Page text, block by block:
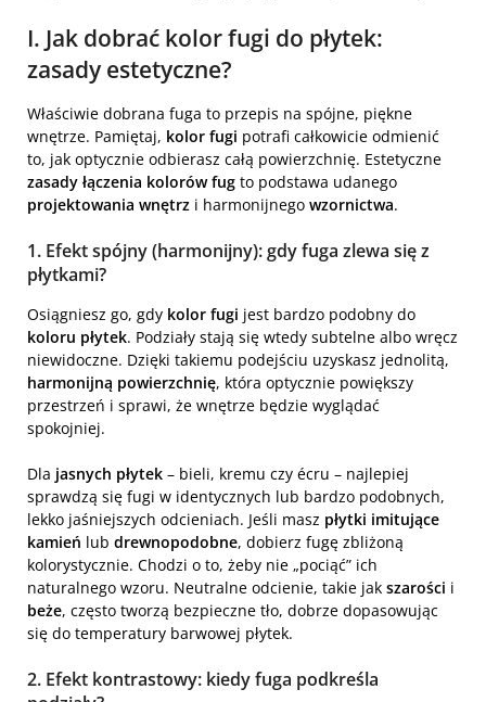
I. Jak dobrać kolor fugi do płytek:
zasady estetyczne?
Właściwie dobrana fuga to przepis na spójne, piękne
wnętrze. Pamiętaj, kolor fugi potrafi całkowicie odmienić
to, jak optycznie odbierasz całą powierzchnię. Estetyczne
zasady łączenia kolorów fug to podstawa udanego
projektowania wnętrz i harmonijnego wzornictwa.
1. Efekt spójny (harmonijny): gdy fuga zlewa się z
płytkami?
Osiągniesz go, gdy kolor fugi jest bardzo podobny do
koloru płytek. Podziały stają się wtedy subtelne albo wręcz
niewidoczne. Dzięki takiemu podejściu uzyskasz jednolitą,
harmonijną powierzchnię, która optycznie powiększy
przestrzeń i sprawi, że wnętrze będzie wyglądać
spokojniej.
Dla jasnych płytek – bieli, kremu czy écru – najlepiej
sprawdzą się fugi w identycznych lub bardzo podobnych,
lekko jaśniejszych odcieniach. Jeśli masz płytki imitujące
kamień lub drewnopodobne, dobierz fugę zbliżoną
kolorystycznie. Chodzi o to, żeby nie „pociąć” ich
naturalnego wzoru. Neutralne odcienie, takie jak szarości i
beże, często tworzą bezpieczne tło, dobrze dopasowując
się do temperatury barwowej płytek.
2. Efekt kontrastowy: kiedy fuga podkreśla